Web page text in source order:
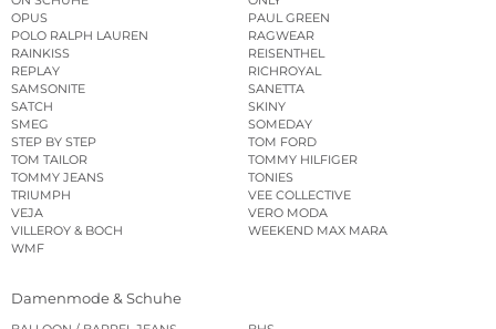
OPUS
PAUL GREEN
POLO RALPH LAUREN
RAGWEAR
RAINKISS
REISENTHEL
REPLAY
RICHROYAL
SAMSONITE
SANETTA
SATCH
SKINY
SMEG
SOMEDAY
STEP BY STEP
TOM FORD
TOM TAILOR
TOMMY HILFIGER
TOMMY JEANS
TONIES
TRIUMPH
VEE COLLECTIVE
VEJA
VERO MODA
VILLEROY & BOCH
WEEKEND MAX MARA
WMF
Damenmode & Schuhe